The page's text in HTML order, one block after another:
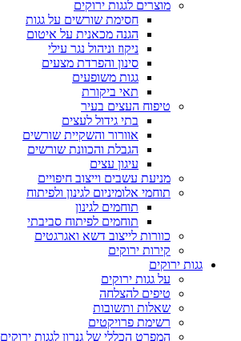
מוצרים לגגות ירוקים
חסימת שורשים על גגות
הגנה מכאנית על איטום
ניקוז וניהול נגר עילי
סינון והפרדת מצעים
גגות משופעים
תאי ביקורת
טיפוח העצים בעיר
בתי גידול לעצים
אוורור והשקיית שורשים
הגבלת והכוונת שורשים
עיגון עצים
מניעת עשבים וייצוב חיפויים
תוחמי אלומיניום לגינון ולפיתוח
תוחמים לגינון
תוחמים לפיתוח סביבתי
כוורות לייצוב דשא ואגרגטים
קירות ירוקים
גגות ירוקים
על גגות ירוקים
טיפים להצלחה
שאלות ותשובות
רשימת פרויקטים
המפרט הכללי של גנרון לגגות ירוקים